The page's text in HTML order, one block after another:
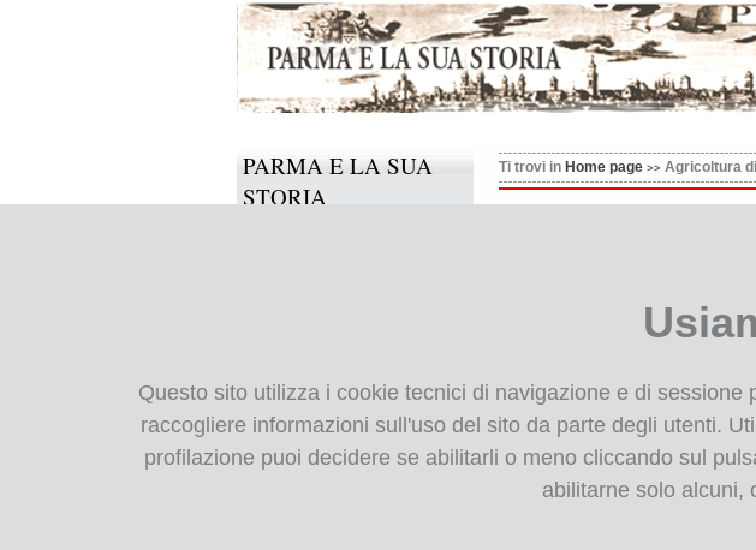
Ti trovi in Home page Agricoltura
Agricoltura di guerra
Agricoltura di guerra
PARMA E LA SUA
STORIA
BIBLIOTECA
DIGITALE
Monografie: indice
Questo sito utilizza i cookie tecnici di navigazione e di
raccogliere informazioni sull'uso del sito da parte degli utenti.
profilazione puoi decidere se abilitarli o meno cliccando sul
abilitarne solo alcuni,